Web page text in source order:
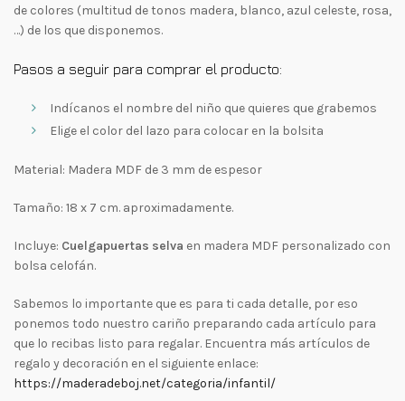
de colores (multitud de tonos madera, blanco, azul celeste, rosa,
…) de los que disponemos.
Pasos a seguir para comprar el producto:
Indícanos el nombre del niño que quieres que grabemos
Elige el color del lazo para colocar en la bolsita
Material: Madera MDF de 3 mm de espesor
Tamaño: 18 x 7 cm. aproximadamente.
Incluye: Cuelgapuertas selva en madera MDF personalizado con
bolsa celofán.
Sabemos lo importante que es para ti cada detalle, por eso
ponemos todo nuestro cariño preparando cada artículo para
que lo recibas listo para regalar. Encuentra más artículos de
regalo y decoración en el siguiente enlace:
https://maderadeboj.net/categoria/infantil/